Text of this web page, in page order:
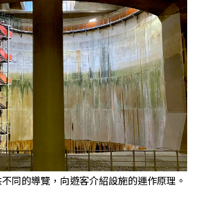
同的導覽，向遊客介紹設施的運作原理。